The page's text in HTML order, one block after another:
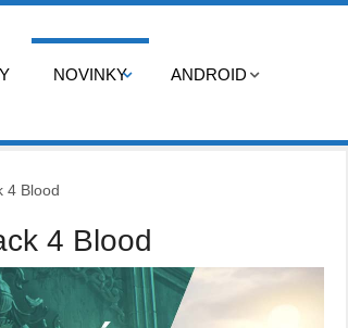
NOVINKY ANDROID
4 Blood
4 Blood